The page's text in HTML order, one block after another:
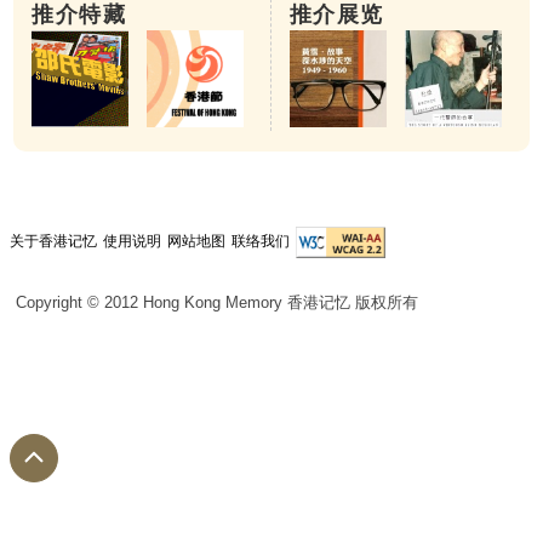
推介特藏 推介展览
关于香港记忆 使用说明 网站地图 联络我们
Copyright © 2012 Hong Kong Memory 香港记忆 版权所有